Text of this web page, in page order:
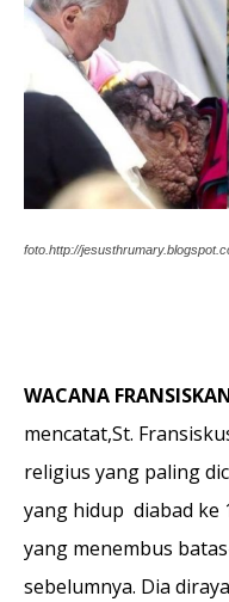
foto.http://
WACANA
mencatat,St.
religius yang paling
yang hidup diabad ke
yang menembus
sebelumnya. Dia